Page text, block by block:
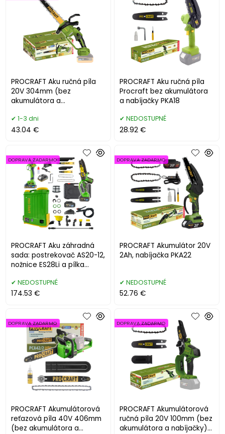
PROCRAFT Aku ručná píla
20V 304mm (bez
akumulátora a
1-3 dni
43.04 €
PROCRAFT Aku ručná píla
Procraft bez akumulátora
a nabíjačky PKA18
NEDOSTUPNÉ
28.92 €
PROCRAFT Aku záhradná
sada: postrekovač AS20-12,
nožnice ES28Li a pílka
DOPRAVA ZADARMO
NEDOSTUPNÉ
174.53 €
PROCRAFT Akumulátor 20V
2Ah, nabíjačka PKA22
DOPRAVA ZADARMO
NEDOSTUPNÉ
52.76 €
PROCRAFT Akumulátorová
reťazová píla 40V 406mm
(bez akumulátora a
DOPRAVA ZADARMO
PROCRAFT Akumulátorová
ručná píla 20V 100mm (bez
akumulátora a nabíjačky)
DOPRAVA ZADARMO